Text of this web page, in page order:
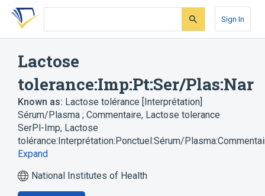
Skip
search
Skip
Skip
account
Sign In
Lactose
tolerance:Imp:Pt:Ser/Plas:Nar
Known as: Lactose tolérance [Interprétation]
Sérum/Plasma ; Commentaire, Lactose tolerance
SerPl-Imp, Lactose
tolérance:Interprétation:Ponctuel:Sérum/
Expand
National Institutes of Health